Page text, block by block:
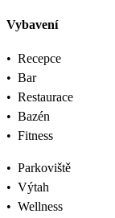
Vybavení
• Recepce
• Bar
• Restaurace
• Bazén
• Fitness
• Parkoviště
• Výtah
• Wellness